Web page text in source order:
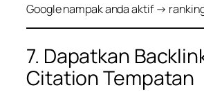
Google nampak anda aktif →
7. Dapatkan
Citation Tempatan